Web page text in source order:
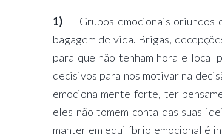
1)
Grupos emocionais
bagagem de vida. Brigas,
para que não tenham hora e local
decisivos para nos motivar na
emocionalmente forte, ter
eles não tomem conta das suas
manter em equilíbrio emocional é